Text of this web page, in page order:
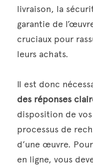
livraison, la
garantie de
cruciaux pour
leurs achats.
des réponses
disposition de
processus de
d’une œuvre.
en ligne, vous